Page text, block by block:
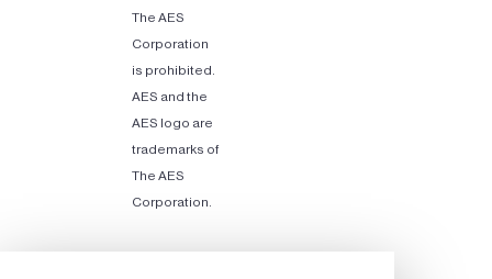
The AES
Corporation
is prohibited.
AES and the
AES logo are
trademarks of
The AES
Corporation.